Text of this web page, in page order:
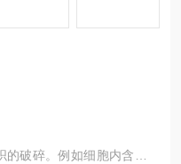
破碎。例如细胞内含物的